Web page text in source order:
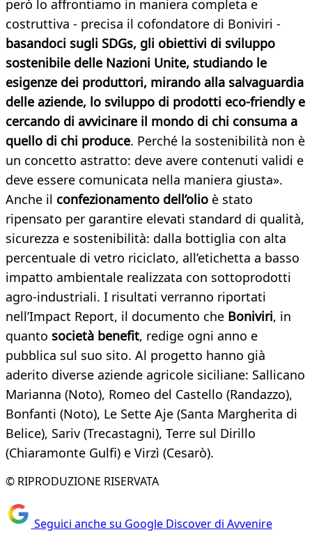
però lo affrontiamo in maniera completa e
costruttiva - precisa il cofondatore di Boniviri -
basandoci sugli SDGs, gli obiettivi di sviluppo
sostenibile delle Nazioni Unite, studiando le
esigenze dei produttori, mirando alla salvaguardia
delle aziende, lo sviluppo di prodotti eco-friendly e
cercando di avvicinare il mondo di chi consuma a
quello di chi produce. Perché la sostenibilità non è
un concetto astratto: deve avere contenuti validi e
deve essere comunicata nella maniera giusta».
Anche il confezionamento dell’olio è stato
ripensato per garantire elevati standard di qualità,
sicurezza e sostenibilità: dalla bottiglia con alta
percentuale di vetro riciclato, all’etichetta a basso
impatto ambientale realizzata con sottoprodotti
agro-industriali. I risultati verranno riportati
nell’Impact Report, il documento che Boniviri, in
quanto società benefit, redige ogni anno e
pubblica sul suo sito. Al progetto hanno già
aderito diverse aziende agricole siciliane: Sallicano
Marianna (Noto), Romeo del Castello (Randazzo),
Bonfanti (Noto), Le Sette Aje (Santa Margherita di
Belice), Sariv (Trecastagni), Terre sul Dirillo
(Chiaramonte Gulfi) e Virzì (Cesarò).
© RIPRODUZIONE RISERVATA
Seguici anche su Google Discover di Avvenire